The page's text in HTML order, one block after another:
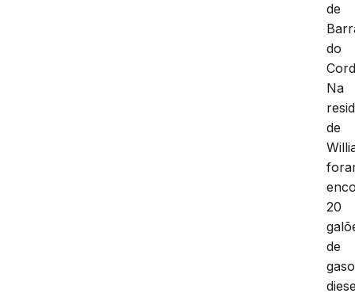
de
do
Na
de
20
de